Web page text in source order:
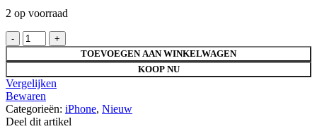
2 op voorraad
Apple
iPhone
17e
256GB
Zwart
hoeveelheid
TOEVOEGEN AAN WINKELWAGEN
KOOP NU
Vergelijken
Bewaren
Categorieën: iPhone, Nieuw
Deel dit artikel